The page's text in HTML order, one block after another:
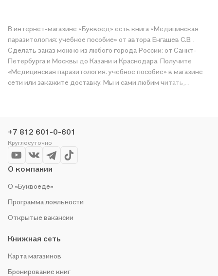
В интернет-магазине «Буквоед» есть книга «Медицинская
паразитология: учебное пособие» от автора Енгашев С.В. .
Сделать заказ можно из любого города России: от Санкт-
Петербурга и Москвы до Казани и Краснодара. Получите
«Медицинская паразитология: учебное пособие» в магазине
сети или закажите доставку. Мы и сами любим читать,
+7 812 601-0-601
Круглосуточно
О компании
О «Буквоеде»
Программа лояльности
Открытые вакансии
Книжная сеть
Карта магазинов
Бронирование книг